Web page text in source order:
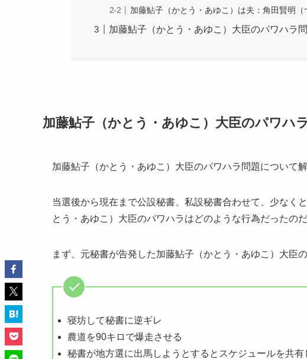
加藤鮎子（かとう・あゆこ）は夫：角田賢明
加藤鮎子（かとう・あゆこ）大臣のパワハラ
加藤鮎子（かとう・あゆこ）大臣のパワハ
加藤鮎子（かとう・あゆこ）大臣のパワハラ問題について解
当選後から現在まで公設秘書、私設秘書合わせて、少なく
とう・あゆこ）大臣のパワハラはどのような行為だったのだ
まず、元秘書が告発した加藤鮎子（かとう・あゆこ）大臣
寝坊して秘書に逆ギレ
農道を90キロで爆走させる
秘書が地方選に出馬しようとするとスケジュールを共有